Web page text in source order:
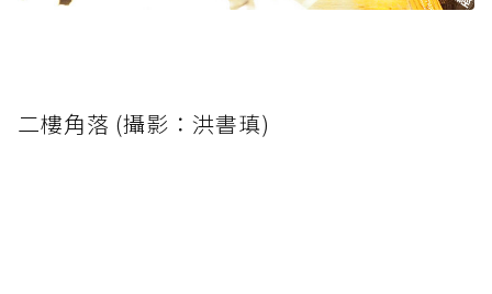
二樓角落 (攝影：洪書瑱)